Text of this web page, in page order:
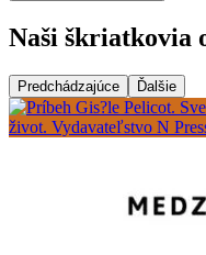
Naši škriatkovia
Predchádzajúce Ďalšie